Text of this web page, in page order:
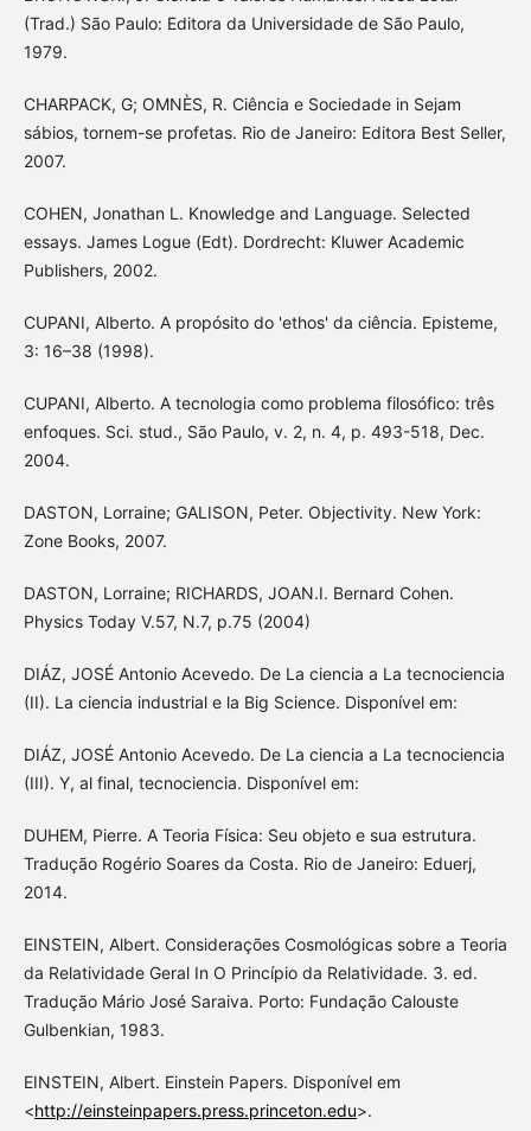
(Trad.) São Paulo: Editora da Universidade de São Paulo,
1979.
CHARPACK, G; OMNÈS, R. Ciência e Sociedade in Sejam
sábios, tornem-se profetas. Rio de Janeiro: Editora Best Seller,
2007.
COHEN, Jonathan L. Knowledge and Language. Selected
essays. James Logue (Edt). Dordrecht: Kluwer Academic
Publishers, 2002.
CUPANI, Alberto. A propósito do 'ethos' da ciência. Episteme,
3: 16–38 (1998).
CUPANI, Alberto. A tecnologia como problema filosófico: três
enfoques. Sci. stud., São Paulo, v. 2, n. 4, p. 493-518, Dec.
2004.
DASTON, Lorraine; GALISON, Peter. Objectivity. New York:
Zone Books, 2007.
DASTON, Lorraine; RICHARDS, JOAN.I. Bernard Cohen.
Physics Today V.57, N.7, p.75 (2004)
DIÁZ, JOSÉ Antonio Acevedo. De La ciencia a La tecnociencia
(II). La ciencia industrial e la Big Science. Disponível em:
DIÁZ, JOSÉ Antonio Acevedo. De La ciencia a La tecnociencia
(III). Y, al final, tecnociencia. Disponível em:
DUHEM, Pierre. A Teoria Física: Seu objeto e sua estrutura.
Tradução Rogério Soares da Costa. Rio de Janeiro: Eduerj,
2014.
EINSTEIN, Albert. Considerações Cosmológicas sobre a Teoria
da Relatividade Geral In O Princípio da Relatividade. 3. ed.
Tradução Mário José Saraiva. Porto: Fundação Calouste
Gulbenkian, 1983.
EINSTEIN, Albert. Einstein Papers. Disponível em
<http://einsteinpapers.press.princeton.edu>.